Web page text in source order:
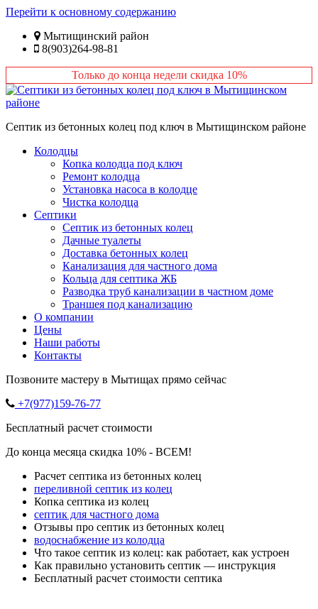
Перейти к основному содержанию
Мытищинский район
8(903)264-98-81
Только до конца недели скидка 10%
Септик из бетонных колец под ключ в Мытищинском районе
Колодцы
Копка колодца под ключ
Ремонт колодца
Установка насоса в колодце
Чистка колодца
Септики
Септик из бетонных колец
Дачные туалеты
Доставка бетонных колец
Канализация для частного дома
Кольца для септика ЖБ
Разводка труб канализации в частном доме
Траншея под канализацию
О компании
Цены
Наши работы
Контакты
Позвоните мастеру в Мытищах прямо сейчас
+7(977)159-76-77
Бесплатный расчет стоимости
До конца месяца скидка 10% - ВСЕМ!
Расчет септика из бетонных колец
переливной септик из колец
Копка септика из колец
септик для частного дома
Отзывы про септик из бетонных колец
водоснабжение из колодца
Что такое септик из колец: как работает, как устроен
Как правильно установить септик — инструкция
Бесплатный расчет стоимости септика